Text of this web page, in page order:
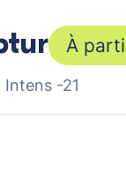
Intens -21